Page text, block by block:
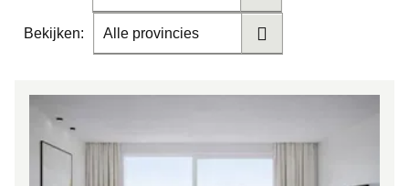
Bekijken: Alle provincies